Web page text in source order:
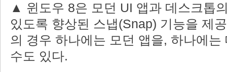
▲ 윈도우 8은 모던 UI 앱과 데스크톱
있도록 향상된 스냅(Snap) 기능을 제
의 경우 하나에는 모던 앱을, 하나에는
수도 있다.